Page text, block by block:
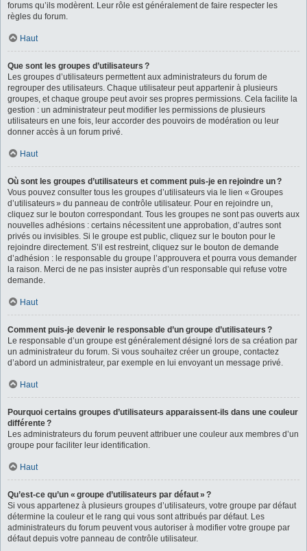
forums qu’ils modèrent. Leur rôle est généralement de faire respecter les
règles du forum.
Haut
Que sont les groupes d’utilisateurs ?
Les groupes d’utilisateurs permettent aux administrateurs du forum de
regrouper des utilisateurs. Chaque utilisateur peut appartenir à plusieurs
groupes, et chaque groupe peut avoir ses propres permissions. Cela facilite la
gestion : un administrateur peut modifier les permissions de plusieurs
utilisateurs en une fois, leur accorder des pouvoirs de modération ou leur
donner accès à un forum privé.
Haut
Où sont les groupes d’utilisateurs et comment puis-je en rejoindre un ?
Vous pouvez consulter tous les groupes d’utilisateurs via le lien « Groupes
d’utilisateurs » du panneau de contrôle utilisateur. Pour en rejoindre un,
cliquez sur le bouton correspondant. Tous les groupes ne sont pas ouverts aux
nouvelles adhésions : certains nécessitent une approbation, d’autres sont
privés ou invisibles. Si le groupe est public, cliquez sur le bouton pour le
rejoindre directement. S’il est restreint, cliquez sur le bouton de demande
d’adhésion : le responsable du groupe l’approuvera et pourra vous demander
la raison. Merci de ne pas insister auprès d’un responsable qui refuse votre
demande.
Haut
Comment puis-je devenir le responsable d’un groupe d’utilisateurs ?
Le responsable d’un groupe est généralement désigné lors de sa création par
un administrateur du forum. Si vous souhaitez créer un groupe, contactez
d’abord un administrateur, par exemple en lui envoyant un message privé.
Haut
Pourquoi certains groupes d’utilisateurs apparaissent-ils dans une couleur
différente ?
Les administrateurs du forum peuvent attribuer une couleur aux membres d’un
groupe pour faciliter leur identification.
Haut
Qu’est-ce qu’un « groupe d’utilisateurs par défaut » ?
Si vous appartenez à plusieurs groupes d’utilisateurs, votre groupe par défaut
détermine la couleur et le rang qui vous sont attribués par défaut. Les
administrateurs du forum peuvent vous autoriser à modifier votre groupe par
défaut depuis votre panneau de contrôle utilisateur.